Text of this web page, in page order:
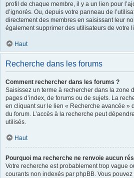
profil de chaque membre, il y a un lien pour
d’ignorés. Ou, depuis votre panneau de
directement des membres en saisissant leur
également supprimer des utilisateurs de votre
Haut
Recherche dans les forums
Comment rechercher dans les forums ?
Saisissez un terme à rechercher dans la zone
pages d’index, de forums ou de sujets. La
en cliquant sur le lien « Recherche avancée »
du forum. L’accès à la recherche peut
utilisés.
Haut
Pourquoi ma recherche ne renvoie aucun
Votre recherche est probablement trop vague
courants non indexés par phpBB. Vous